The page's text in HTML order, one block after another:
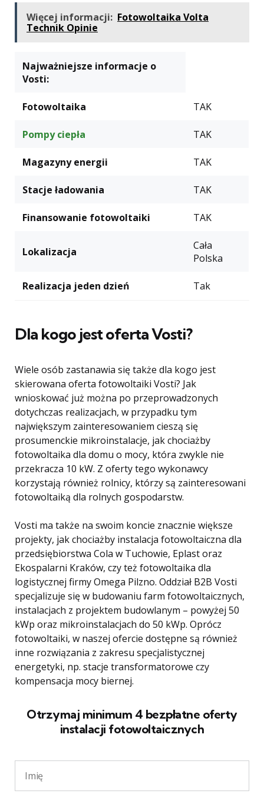
Więcej informacji: Fotowoltaika Volta
Technik Opinie
Najważniejsze informacje o
Vosti:
Fotowoltaika TAK
Pompy ciepła TAK
Magazyny energii TAK
Stacje ładowania TAK
Finansowanie fotowoltaiki TAK
Lokalizacja
Cała
Polska
Realizacja jeden dzień Tak
Dla kogo jest oferta Vosti?
Wiele osób zastanawia się także dla kogo jest
skierowana oferta fotowoltaiki Vosti? Jak
wnioskować już można po przeprowadzonych
dotychczas realizacjach, w przypadku tym
największym zainteresowaniem cieszą się
prosumenckie mikroinstalacje, jak chociażby
fotowoltaika dla domu o mocy, która zwykle nie
przekracza 10 kW. Z oferty tego wykonawcy
korzystają również rolnicy, którzy są zainteresowani
fotowoltaiką dla rolnych gospodarstw.
Vosti ma także na swoim koncie znacznie większe
projekty, jak chociażby instalacja fotowoltaiczna dla
przedsiębiorstwa Cola w Tuchowie, Eplast oraz
Ekospalarni Kraków, czy też fotowoltaika dla
logistycznej firmy Omega Pilzno. Oddział B2B Vosti
specjalizuje się w budowaniu farm fotowoltaicznych,
instalacjach z projektem budowlanym – powyżej 50
kWp oraz mikroinstalacjach do 50 kWp. Oprócz
fotowoltaiki, w naszej ofercie dostępne są również
inne rozwiązania z zakresu specjalistycznej
energetyki, np. stacje transformatorowe czy
kompensacja mocy biernej.
Otrzymaj minimum 4 bezpłatne oferty
instalacji fotowoltaicznych